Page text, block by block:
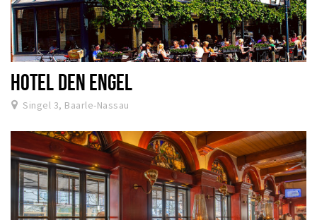
HOTEL DEN ENGEL
Singel 3, Baarle-Nassau